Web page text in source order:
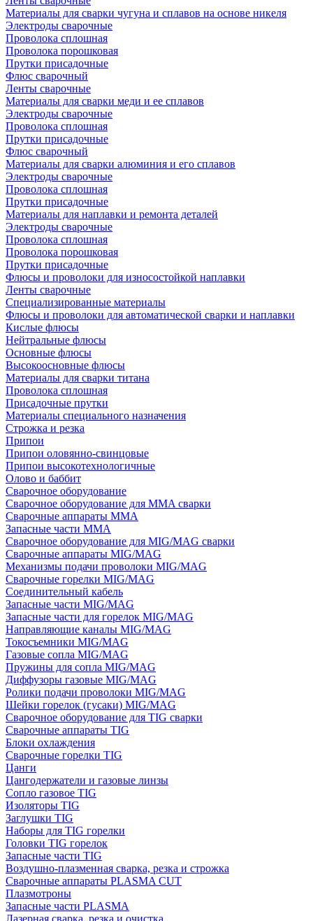
Материалы для сварки чугуна и сплавов на основе никеля
Электроды сварочные
Проволока сплошная
Проволока порошковая
Прутки присадочные
Флюс сварочный
Ленты сварочные
Материалы для сварки меди и ее сплавов
Электроды сварочные
Проволока сплошная
Прутки присадочные
Флюс сварочный
Материалы для сварки алюминия и его сплавов
Электроды сварочные
Проволока сплошная
Прутки присадочные
Материалы для наплавки и ремонта деталей
Электроды сварочные
Проволока сплошная
Проволока порошковая
Прутки присадочные
Флюсы и проволоки для износостойкой наплавки
Ленты сварочные
Специализированные материалы
Флюсы и проволоки для автоматической сварки и наплавки
Кислые флюсы
Нейтральные флюсы
Основные флюсы
Высокоосновные флюсы
Материалы для сварки титана
Проволока сплошная
Присадочные прутки
Материалы специального назначения
Строжка и резка
Припои
Припои оловянно-свинцовые
Припои высокотехнологичные
Олово и баббит
Сварочное оборудование
Сварочное оборудование для MMA сварки
Сварочные аппараты MMA
Запасные части MMA
Сварочное оборудование для MIG/MAG сварки
Сварочные аппараты MIG/MAG
Механизмы подачи проволоки MIG/MAG
Сварочные горелки MIG/MAG
Соединительный кабель
Запасные части MIG/MAG
Запасные части для горелок MIG/MAG
Направляющие каналы MIG/MAG
Токосъемники MIG/MAG
Газовые сопла MIG/MAG
Пружины для сопла MIG/MAG
Диффузоры газовые MIG/MAG
Ролики подачи проволоки MIG/MAG
Шейки горелок (гусаки) MIG/MAG
Сварочное оборудование для TIG сварки
Сварочные аппараты TIG
Блоки охлаждения
Сварочные горелки TIG
Цанги
Цангодержатели и газовые линзы
Сопло газовое TIG
Изоляторы TIG
Заглушки TIG
Наборы для TIG горелки
Головки TIG горелок
Запасные части TIG
Воздушно-плазменная сварка, резка и строжка
Сварочные аппараты PLASMA CUT
Плазмотроны
Запасные части PLASMA
Лазерная сварка, резка и очистка